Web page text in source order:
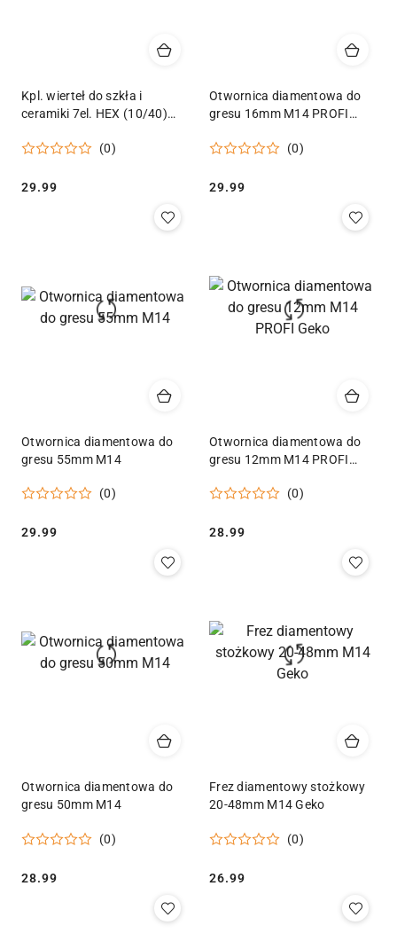
Kpl. wierteł do szkła i
ceramiki 7el. HEX (10/40)
(0)
Cena:
29.99
Otwornica diamentowa do
gresu 16mm M14 PROFI
(0)
Cena:
29.99
Otwornica diamentowa do
gresu 55mm M14
(0)
Cena:
29.99
Otwornica diamentowa do
gresu 12mm M14 PROFI
(0)
Cena:
28.99
Otwornica diamentowa do
gresu 50mm M14
(0)
Cena:
28.99
Frez diamentowy stożkowy
20-48mm M14 Geko
(0)
Cena:
26.99